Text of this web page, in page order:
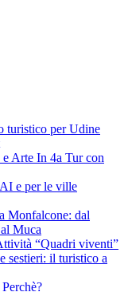
turistico per Udine
Arte In 4a Tur con
e per le ville
Monfalcone: dal
Muca
“Quadri viventi”
sestieri: il turistico a